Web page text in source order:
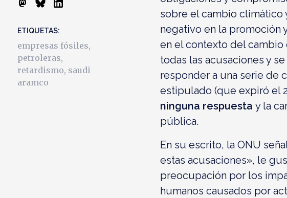
ETIQUETAS:
empresas fósiles,
petroleras,
retardismo, saudi
aramco
sobre el cambio climático
negativo en la promoción
en el contexto del cambio
todas las acusaciones y
responder a una serie de
estipulado (que expiró el
ninguna respuesta y la
pública.
En su escrito, la ONU
estas acusaciones», le
preocupación por los
humanos causados por